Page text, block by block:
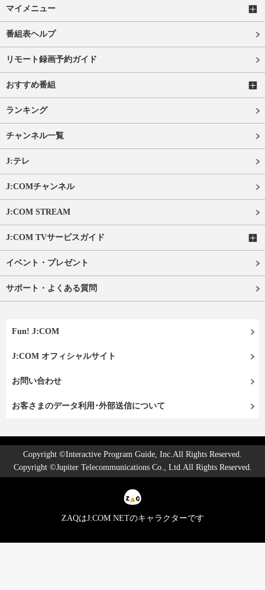
マイメニュー
番組表ヘルプ
リモート録画予約ガイド
おすすめ番組
ランキング
チャンネル一覧
J:テレ
J:COMチャンネル
J:COM STREAM
J:COM TVサービスガイド
イベント・プレゼント
サポート・よくある質問
Fun! J:COM
J:COM オフィシャルサイト
お問い合わせ
お客さまのデータ利用･外部送信について
Copyright ©Interactive Program Guide, Inc.All Rights Reserved.
Copyright ©Jupiter Telecommunications Co., Ltd.All Rights Reserved.
ZAQはJ:COM NETのキャラクターです